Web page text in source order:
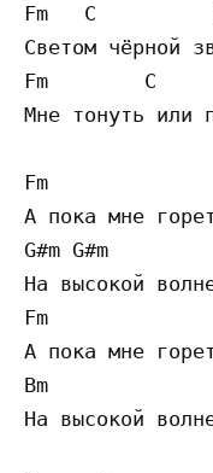
Fm   C
Светом чёрной
Fm        C
Мне тонуть или
Fm
А пока мне
G#m G#m
На высокой
Fm
А пока мне
Bm
На высокой